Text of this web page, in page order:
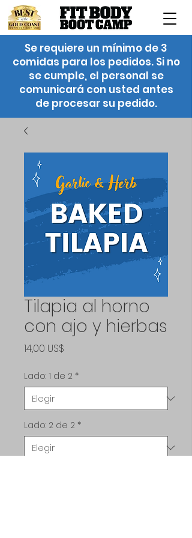
Se requiere un mínimo de 3
comidas para los pedidos. Si no
se cumple, el personal se
comunicará con usted antes
de procesar su pedido.
Tilapia al horno
con ajo y hierbas
14,00 US$
Lado: 1 de 2 *
Lado: 2 de 2 *